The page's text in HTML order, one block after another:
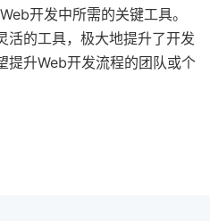
开发中所需的关键工具。
活的工具，极大地提升了开发
提升Web开发流程的团队或个